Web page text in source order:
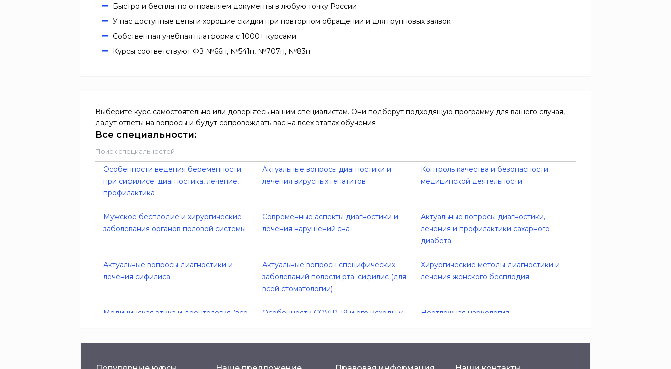
Быстро и бесплатно отправляем документы в любую точку России
У нас доступные цены и хорошие скидки при повторном обращении и для групповых заявок
Собственная учебная платформа с 1000+ курсами
Курсы соответствуют ФЗ №66н, №541н, №707н, №83н
Выберите курс самостоятельно или доверьтесь нашим специалистам. Они подберут подходящую программу для вашего случая,
дадут ответы на вопросы и будут сопровождать вас на всех этапах обучения
Все специальности:
Особенности ведения беременности
при сифилисе: диагностика, лечение,
профилактика
Актуальные вопросы диагностики и
лечения вирусных гепатитов
Контроль качества и безопасности
медицинской деятельности
Мужское бесплодие и хирургические
заболевания органов половой системы
Современные аспекты диагностики и
лечения нарушений сна
Актуальные вопросы диагностики,
лечения и профилактики сахарного
диабета
Актуальные вопросы диагностики и
лечения сифилиса
Актуальные вопросы специфических
заболеваний полости рта: сифилис (для
всей стоматологии)
Хирургические методы диагностики и
лечения женского бесплодия
Медицинская этика и деонтология (все
Особенности COVID-19 и его исходы у
Неотложная наркология